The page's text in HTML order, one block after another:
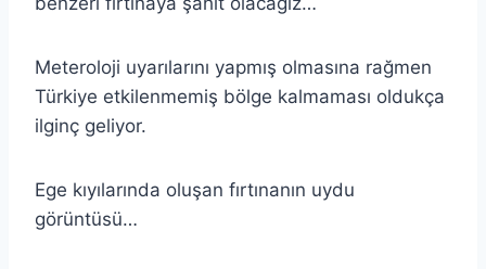
Meteroloji uyarılarını yapmış olmasına rağmen
Türkiye etkilenmemiş bölge kalmaması oldukça
ilginç geliyor.
Ege kıyılarında oluşan fırtınanın uydu
görüntüsü…